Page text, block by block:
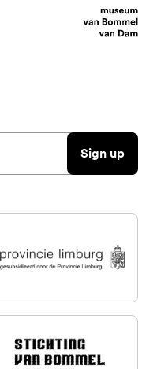
Sign up